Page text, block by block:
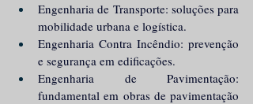
Engenharia de Transporte: soluções para
mobilidade urbana e logística.
Engenharia Contra Incêndio: prevenção
e segurança em edificações.
Engenharia de Pavimentação:
fundamental em obras de pavimentação